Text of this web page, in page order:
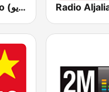
Atlantic Radio (أتلانتيك راديو)